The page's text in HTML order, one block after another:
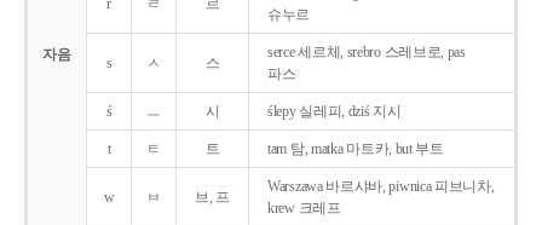
자음
r ㄹ 르
슈누르
s ㅅ 스
serce 세르체, srebro 스레브로, pas
파스
ś ㅡ 시 ślepy 실레피, dziś 지시
t ㅌ 트 tam 탐, matka 마트카, but 부트
w ㅂ 브, 프
Warszawa 바르샤바, piwnica 피브니차,
krew 크레프